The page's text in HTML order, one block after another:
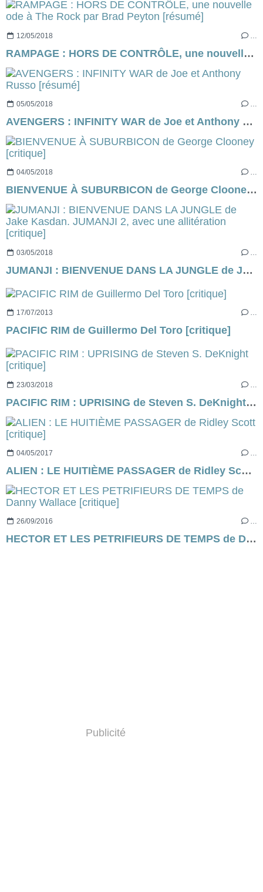
12/05/2018
RAMPAGE : HORS DE CONTRÔLE, une nouvelle ode à The Rock par Brad Peyton [résumé]
05/05/2018 …
AVENGERS : INFINITY WAR de Joe et Anthony Russo [résumé]
04/05/2018 …
BIENVENUE À SUBURBICON de George Clooney [critique]
03/05/2018
JUMANJI : BIENVENUE DANS LA JUNGLE de Jake Kasdan. JUMANJI 2, avec une allitération [critique]
17/07/2013 …
PACIFIC RIM de Guillermo Del Toro [critique]
23/03/2018
PACIFIC RIM : UPRISING de Steven S. DeKnight [critique]
04/05/2017 …
ALIEN : LE HUITIÈME PASSAGER de Ridley Scott [critique]
26/09/2016 …
HECTOR ET LES PETRIFIEURS DE TEMPS de Danny Wallace [critique]
Publicité